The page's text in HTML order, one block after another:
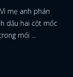
mẹ anh phán
dấu hai cột mốc
mối ...